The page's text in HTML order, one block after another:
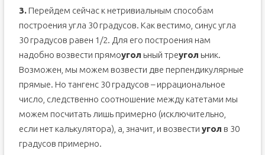
3.Перейдем сейчас к нетривиальным способам
построения угла 30 градусов. Как вестимо, синус угла
30 градусов равен 1/2. Для его построения нам
надобно возвести прямоугол ьный треугол ьник.
Возможен, мы можем возвести две перпендикулярные
прямые. Но тангенс 30 градусов – иррациональное
число, следственно соотношение между катетами мы
можем посчитать лишь примерно (исключительно,
если нет калькулятора), а, значит, и возвести угол в 30
градусов примерно.